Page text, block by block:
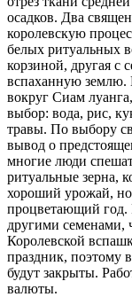
осадков. Два
королевскую
белых ритуальных
корзиной, другая с
вспаханную землю.
вокруг Сиам
выбор: вода, рис,
травы. По выбору
вывод о
многие люди
ритуальные зерна,
хороший урожай, но
процветающий год.
другими семенами,
Королевской
праздник, поэтому
будут закрыты.
валюты.